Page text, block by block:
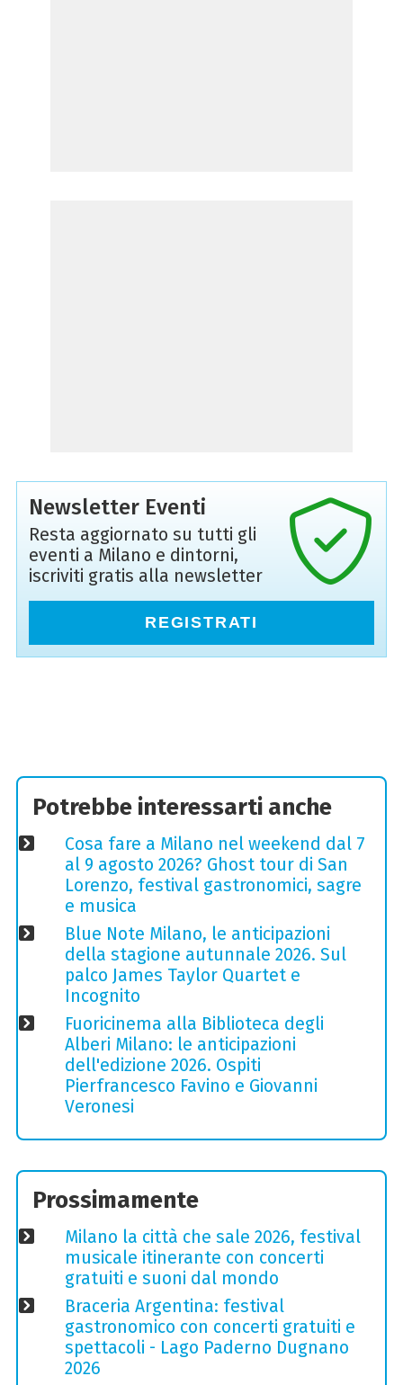
Newsletter Eventi
Resta aggiornato su tutti gli
eventi a Milano e dintorni,
iscriviti gratis alla newsletter
REGISTRATI
Potrebbe interessarti anche
Cosa fare a Milano nel weekend dal 7
al 9 agosto 2026? Ghost tour di San
Lorenzo, festival gastronomici, sagre
e musica
Blue Note Milano, le anticipazioni
della stagione autunnale 2026. Sul
palco James Taylor Quartet e
Incognito
Fuoricinema alla Biblioteca degli
Alberi Milano: le anticipazioni
dell'edizione 2026. Ospiti
Pierfrancesco Favino e Giovanni
Veronesi
Prossimamente
Milano la città che sale 2026, festival
musicale itinerante con concerti
gratuiti e suoni dal mondo
Braceria Argentina: festival
gastronomico con concerti gratuiti e
spettacoli - Lago Paderno Dugnano
2026